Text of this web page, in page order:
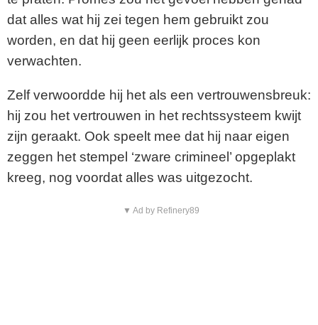
dat alles wat hij zei tegen hem gebruikt zou
worden, en dat hij geen eerlijk proces kon
verwachten.
Zelf verwoordde hij het als een vertrouwensbreuk:
hij zou het vertrouwen in het rechtssysteem kwijt
zijn geraakt. Ook speelt mee dat hij naar eigen
zeggen het stempel ‘zware crimineel’ opgeplakt
kreeg, nog voordat alles was uitgezocht.
▼ Ad by Refinery89